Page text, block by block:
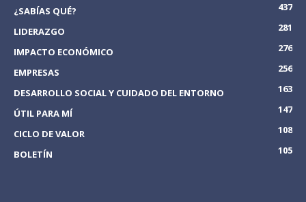
¿SABÍAS QUÉ?
437
LIDERAZGO
281
IMPACTO ECONÓMICO
276
EMPRESAS
256
DESARROLLO SOCIAL Y CUIDADO DEL ENTORNO
163
ÚTIL PARA MÍ
147
CICLO DE VALOR
108
BOLETÍN
105